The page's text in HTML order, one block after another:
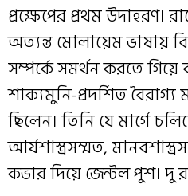
প্রক্ষেপের প্রথম উদাহরণ।
অত্যন্ত মোলায়েম ভাষায়
সম্পর্কে সমর্থন করতে গিয়ে
শাক্যমুনি-প্রদর্শিত বৈরাগ্য
ছিলেন। তিনি যে মার্গে
আর্যশাস্ত্রসম্মত,
কভার দিয়ে জেন্টল পুশ। দু